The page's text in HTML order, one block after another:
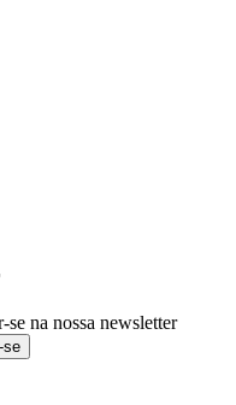
na nossa newsletter
se